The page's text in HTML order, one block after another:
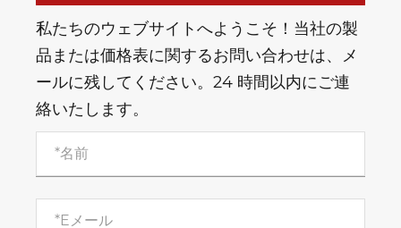
私たちのウェブサイトへようこそ！当社の製
品または価格表に関するお問い合わせは、メ
ールに残してください。24 時間以内にご連
絡いたします。